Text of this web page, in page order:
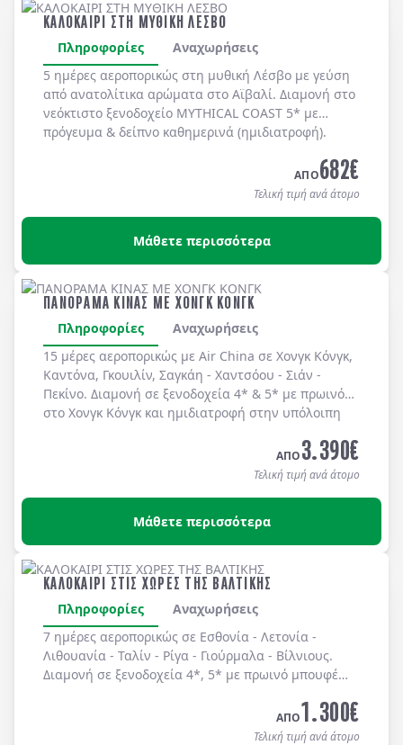
ΚΑΛΟΚΑΙΡΙ ΣΤΗ ΜΥΘΙΚΗ ΛΕΣΒΟ
Πληροφορίες
Αναχωρήσεις
5 ημέρες αεροπορικώς στη μυθική Λέσβο με γεύση
από ανατολίτικα αρώματα στο Αϊβαλί. Διαμονή στο
νεόκτιστο ξενοδοχείο MYTHICAL COAST 5* με
πρόγευμα & δείπνο καθημερινά (ημιδιατροφή).
ΑΠΟ682€
Τελική τιμή ανά άτομο
Μάθετε περισσότερα
ΠΑΝΟΡΑΜΑ ΚΙΝΑΣ ΜΕ ΧΟΝΓΚ ΚΟΝΓΚ
Πληροφορίες
Αναχωρήσεις
15 μέρες αεροπορικώς με Air China σε Χονγκ Κόνγκ,
Καντόνα, Γκουιλίν, Σαγκάη - Χαντσόου - Σιάν -
Πεκίνο. Διαμονή σε ξενοδοχεία 4* & 5* με πρωινό
στο Χονγκ Κόνγκ και ημιδιατροφή στην υπόλοιπη
ΑΠΟ3.390€
Τελική τιμή ανά άτομο
Μάθετε περισσότερα
ΚΑΛΟΚΑΙΡΙ ΣΤΙΣ ΧΩΡΕΣ ΤΗΣ ΒΑΛΤΙΚΗΣ
Πληροφορίες
Αναχωρήσεις
7 ημέρες αεροπορικώς σε Εσθονία - Λετονία -
Λιθουανία - Ταλίν - Ρίγα - Γιούρμαλα - Βίλνιους.
Διαμονή σε ξενοδοχεία 4*, 5* με πρωινό μπουφέ
ΑΠΟ1.300€
Τελική τιμή ανά άτομο